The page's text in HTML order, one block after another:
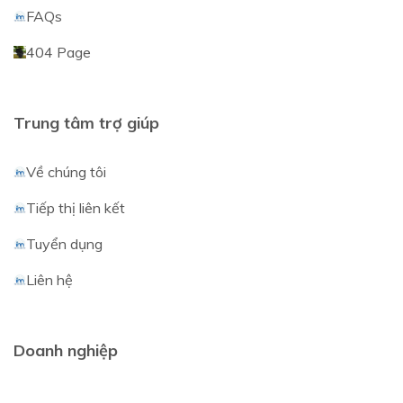
FAQs
404 Page
Trung tâm trợ giúp
Về chúng tôi
Tiếp thị liên kết
Tuyển dụng
Liên hệ
Doanh nghiệp